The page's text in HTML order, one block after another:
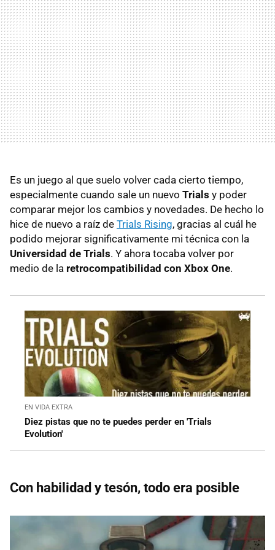
Es un juego al que suelo volver cada cierto tiempo,
especialmente cuando sale un nuevo Trials y poder
comparar mejor los cambios y novedades. De hecho lo
hice de nuevo a raíz de Trials Rising, gracias al cuál he
podido mejorar significativamente mi técnica con la
Universidad de Trials. Y ahora tocaba volver por
medio de la retrocompatibilidad con Xbox One.
EN VIDA EXTRA
Diez pistas que no te puedes perder en 'Trials
Evolution'
Con habilidad y tesón, todo era posible